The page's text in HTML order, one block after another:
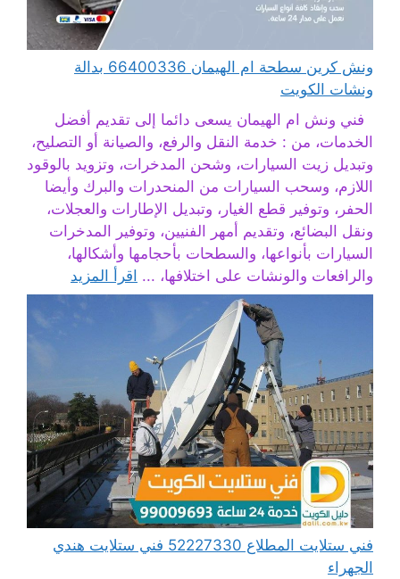
ونش كرين سطحة ام الهيمان 66400336 بدالة
ونشات الكويت
فني ونش ام الهيمان يسعى دائما إلى تقديم أفضل
الخدمات، من : خدمة النقل والرفع، والصيانة أو التصليح،
وتبديل زيت السيارات، وشحن المدخرات، وتزويد بالوقود
اللازم، وسحب السيارات من المنحدرات والبرك وأيضا
الحفر، وتوفير قطع الغيار، وتبديل الإطارات والعجلات،
ونقل البضائع، وتقديم أمهر الفنيين، وتوفير المدخرات
السيارات بأنواعها، والسطحات بأحجامها وأشكالها،
والرافعات والونشات على اختلافها، ... اقرأ المزيد
فني ستلايت المطلاع 52227330 فني ستلايت هندي
الجهراء